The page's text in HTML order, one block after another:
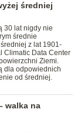
średniej
30 lat nigdy nie
średnie
z lat 1901-
Climatic Data Center
Ziemi.
dla odpowiednich
od średniej.
walka na